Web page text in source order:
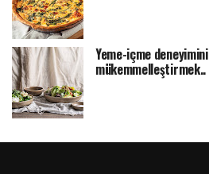
Yeme-içme deneyimini
mükemmelleştirmek..